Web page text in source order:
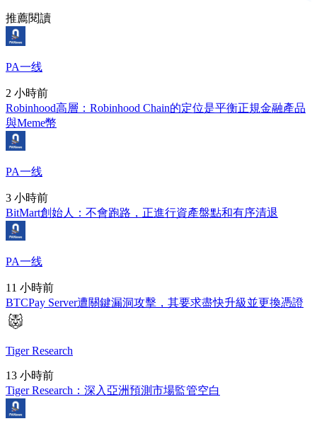
推薦閱讀
PA一线
2 小時前
Robinhood高層：Robinhood Chain的定位是平衡正規金融產品
與Meme幣
PA一线
3 小時前
BitMart創始人：不會跑路，正進行資產盤點和有序清退
PA一线
11 小時前
BTCPay Server遭關鍵漏洞攻擊，其要求盡快升級並更換憑證
Tiger Research
13 小時前
Tiger Research：深入亞洲預測市場監管空白